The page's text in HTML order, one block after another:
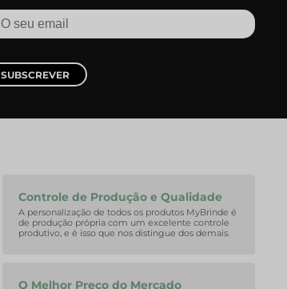
SUBSCREVER
Controle de Produção e Qualidade
A personalização de todos os produtos MyBrinde é
de produção própria com um excelente controle
produtivo, e é isso que nos distingue dos demais.
O Melhor Preço do Mercado